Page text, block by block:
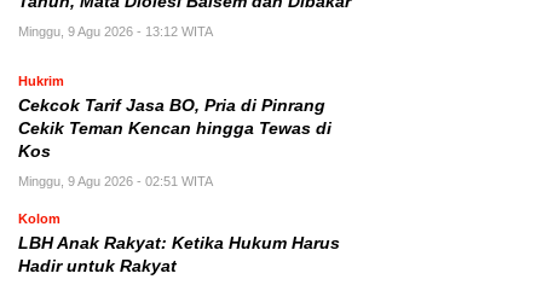
Minggu, 9 Agu 2026 - 13:12 WITA
Hukrim
Cekcok Tarif Jasa BO, Pria di Pinrang
Cekik Teman Kencan hingga Tewas di
Kos
Minggu, 9 Agu 2026 - 02:51 WITA
Kolom
LBH Anak Rakyat: Ketika Hukum Harus
Hadir untuk Rakyat